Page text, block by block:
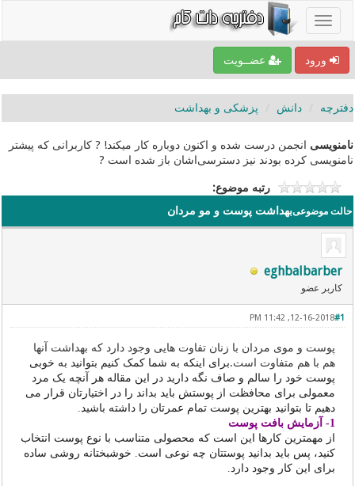
ورود عضــویت
دفترچه دانش پزشکی و بهداشت
نامنویسی انجمن درست شده و اکنون دوباره کار میکند! ? کاربرانی که پیشتر
نامنویسی کرده بودند نیز دسترسی‌اشان باز شده است ?
رتبه موضوع:
حالت موضوعیبهداشت پوست و مو مردان
eghbalbarber
کاربر عضو
#1
12-16-2018, 11:42 PM
پوست و موی مردان با زنان تفاوت هایی وجود دارد که بهداشت آنها
هم با هم متفاوت است.برای اینکه به شما کمک کنیم بتوانید به خوبی
پوست خود را سالم و صاف نگه دارید در این مقاله هر آنچه یک مرد
معمولی برای محافظت از پوستش باید بداند را در اختیارتان قرار می
دهیم تا بتوانید بهترین پوست تمام عمرتان را داشته باشید.
1- آزمایش بافت پوست
از مهمترین کارها این است که محصولی متناسب با نوع پوست انتخاب
کنید، پس باید بدانید پوستتان چه نوعی است. خوشبختانه روشی ساده
برای این کار وجود دارد.